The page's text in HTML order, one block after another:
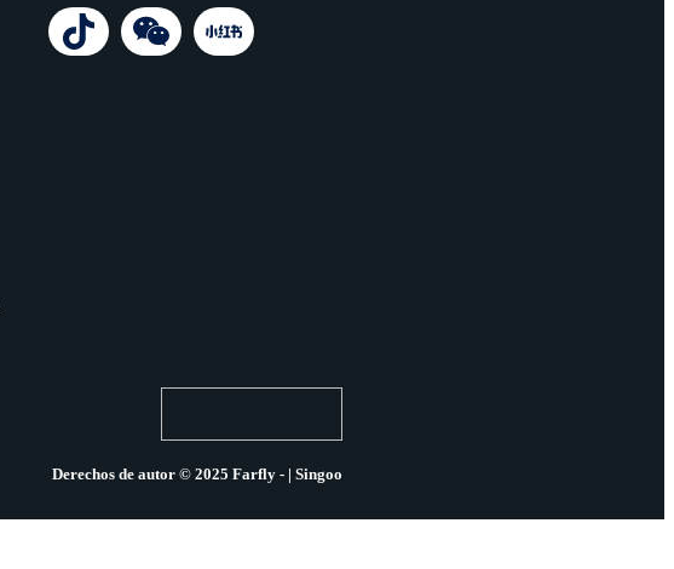
Derechos de autor © 2025 Farfly - | Singoo